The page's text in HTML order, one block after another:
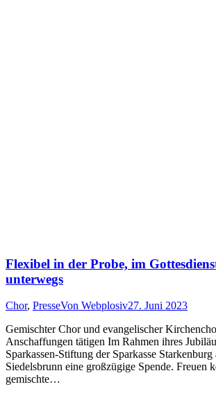
Flexibel in der Probe, im
unterwegs
Chor, PresseVon Webplosiv27. Juni 2023
Gemischter Chor und evangelischer
Anschaffungen tätigen Im Rahmen ihres
Sparkassen-Stiftung der Sparkasse Starkenburg
Siedelsbrunn eine großzügige Spende. Freuen
gemischte…